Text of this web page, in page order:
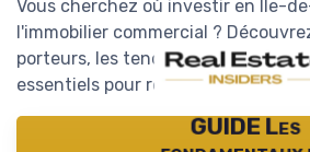
Vous cherchez où investir en Île-
l'immobilier commercial ?
porteurs, les tendances du
essentiels pour réussir votre
GUIDE Les